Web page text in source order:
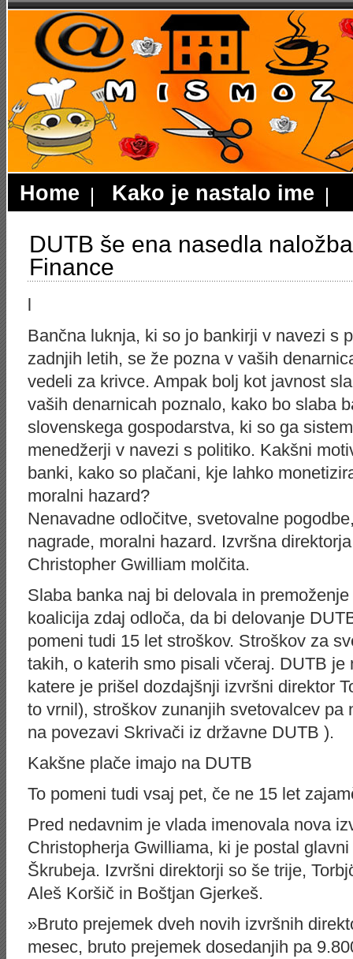
Home Kako je nastalo ime
DUTB še ena nasedla
Finance
l
Bančna luknja, ki so jo bankirji v navezi s
zadnjih letih, se že pozna v vaših
vedeli za krivce. Ampak bolj kot javnost
vaših denarnicah poznalo, kako bo slaba
slovenskega gospodarstva, ki so ga
menedžerji v navezi s politiko. Kakšni
banki, kako so plačani, kje lahko
moralni hazard?
Nenavadne odločitve, svetovalne
nagrade, moralni hazard. Izvršna
Christopher Gwilliam molčita.
Slaba banka naj bi delovala in
koalicija zdaj odloča, da bi delovanje
pomeni tudi 15 let stroškov. Stroškov za
takih, o katerih smo pisali včeraj. DUTB
katere je prišel dozdajšnji izvršni direktor
to vrnil), stroškov zunanjih svetovalcev pa
na povezavi Skrivači iz državne DUTB ).
Kakšne plače imajo na DUTB
To pomeni tudi vsaj pet, če ne 15 let
Pred nedavnim je vlada imenovala nova
Christopherja Gwilliama, ki je postal
Škrubeja. Izvršni direktorji so še trije,
Aleš Koršič in Boštjan Gjerkeš.
»Bruto prejemek dveh novih izvršnih
mesec, bruto prejemek dosedanjih pa